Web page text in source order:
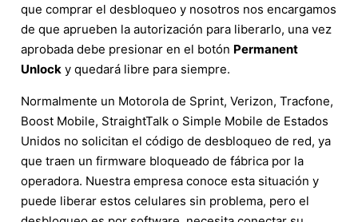
que comprar el desbloqueo y nosotros nos encargamos
de que aprueben la autorización para liberarlo, una vez
aprobada debe presionar en el botón Permanent
Unlock y quedará libre para siempre.
Normalmente un Motorola de Sprint, Verizon, Tracfone,
Boost Mobile, StraightTalk o Simple Mobile de Estados
Unidos no solicitan el código de desbloqueo de red, ya
que traen un firmware bloqueado de fábrica por la
operadora. Nuestra empresa conoce esta situación y
puede liberar estos celulares sin problema, pero el